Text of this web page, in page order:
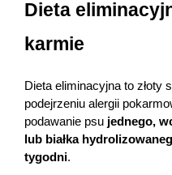
Dieta
karmie
Dieta eliminacyjna to złoty
podejrzeniu alergii
podawanie psu jednego,
lub białka
tygodni.